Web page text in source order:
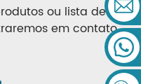
ou lista de
em contato